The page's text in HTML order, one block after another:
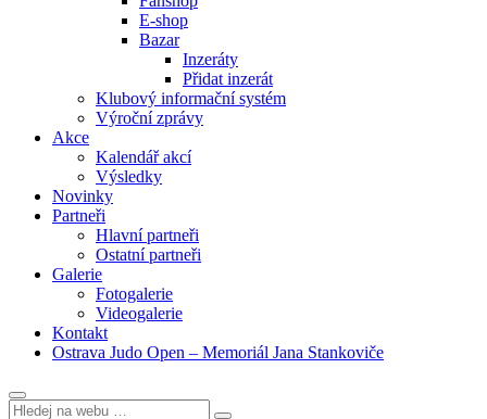
E-shop
Bazar
Inzeráty
Přidat inzerát
Klubový informační systém
Výroční zprávy
Akce
Kalendář akcí
Výsledky
Novinky
Partneři
Hlavní partneři
Ostatní partneři
Galerie
Fotogalerie
Videogalerie
Kontakt
Ostrava Judo Open – Memoriál Jana Stankoviče